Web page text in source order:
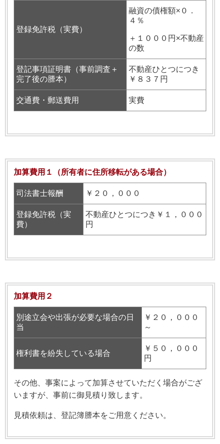
登録免許税（実費）
融資の債権額×０．
４％
＋１０００円×不動産
の数
登記事項証明書（事前調査＋
完了後の謄本）
不動産ひとつにつき
￥８３７円
交通費・郵送費用 実費
加算費用１（所有者に住所移転がある場合）
司法書士報酬 ￥２０，０００
登録免許税（実
費）
不動産ひとつにつき￥１，０００
円
加算費用２
別途立会や出張が必要な場合の日
当
￥２０，０００
～
権利書を紛失している場合
￥５０，０００
円
その他、事案によって加算させていただく場合がござ
いますが、事前に御見積り致します。
見積依頼は、登記簿謄本をご用意ください。